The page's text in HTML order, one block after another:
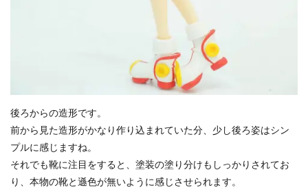
後ろからの造形です。
前から見た造形がかなり作り込まれていた分、少し後ろ姿はシン
プルに感じますね。
それでも靴に注目をすると、塗装の塗り分けもしっかりされてお
り、本物の靴と遜色が無いように感じさせられます。